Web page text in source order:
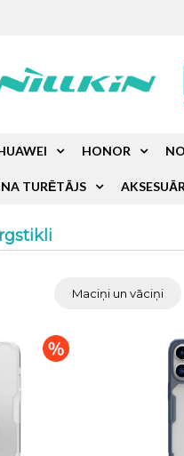
Maciņi un vāciņi
HONOR
TURĒTĀJS